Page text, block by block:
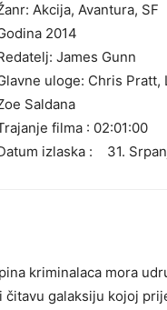
Akcija, Avantura, SF
2014
James Gunn
uloge: Chris Pratt,
Saldana
filma : 02:01:00
izlaska :
31.
kriminalaca mora
čitavu galaksiju kojoj